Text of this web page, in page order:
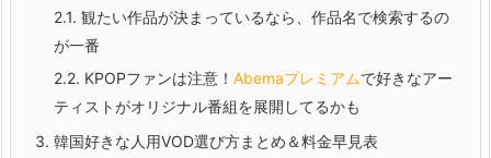
2.1. 観たい作品が決まっているなら、作品名で検索するの
が一番
2.2. KPOPファンは注意！ Abemaプレミアムで好きなアー
ティストがオリジナル番組を展開してるかも
3. 韓国好きな人用VOD選び方まとめ＆料金早見表